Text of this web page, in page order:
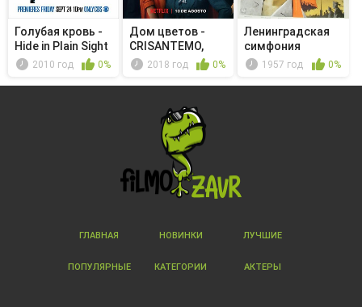
Голубая кровь -
Hide in Plain Sight
2010 год 0%
Дом цветов -
CRISANTEMO,
(Símb. dolor)
2018 год 0%
Ленинградская
симфония
1957 год 0%
ГЛАВНАЯ НОВИНКИ ЛУЧШИЕ
ПОПУЛЯРНЫЕ КАТЕГОРИИ АКТЕРЫ